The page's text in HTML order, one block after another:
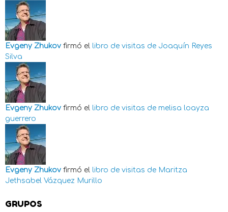
Evgeny Zhukov firmó el libro de visitas de Joaquín Reyes
Silva
Evgeny Zhukov firmó el libro de visitas de melisa loayza
guerrero
Evgeny Zhukov firmó el libro de visitas de Maritza
Jethsabel Vázquez Murillo
GRUPOS